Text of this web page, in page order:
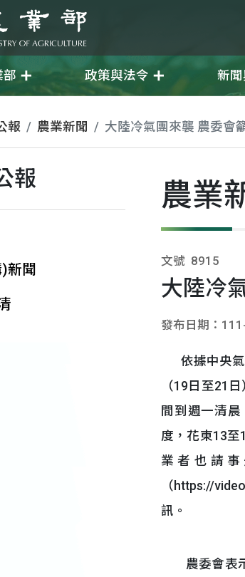
農業部
部 政策與法令 新
報 農業新聞 大陸冷氣團來襲 農委會
報
新聞
農業
文號 8915
大陸冷
發布日期：
依據中央氣
（19日至21
間到週一清
度，花東13至
業者也請
（https://
訊。
農委會表示